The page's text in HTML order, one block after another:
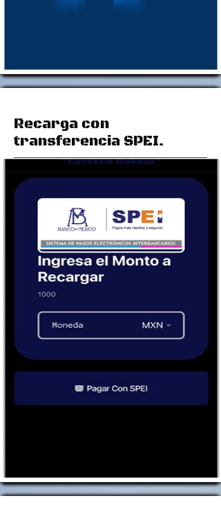
Recarga con
transferencia SPEI.